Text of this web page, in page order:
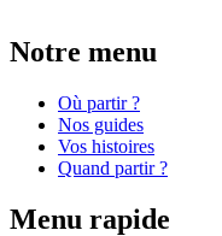
Notre menu
Où partir ?
Nos guides
Vos histoires
Quand partir ?
Menu rapide